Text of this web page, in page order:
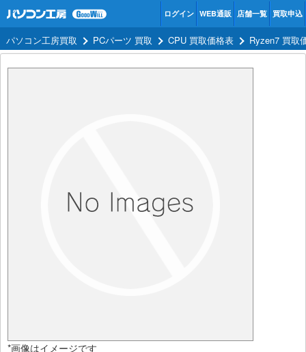
ログイン WEB通販 店舗一覧 買取申込
パソコン工房買取 PCパーツ 買取 CPU 買取価格表 Ryzen7 買取
*画像はイメージです